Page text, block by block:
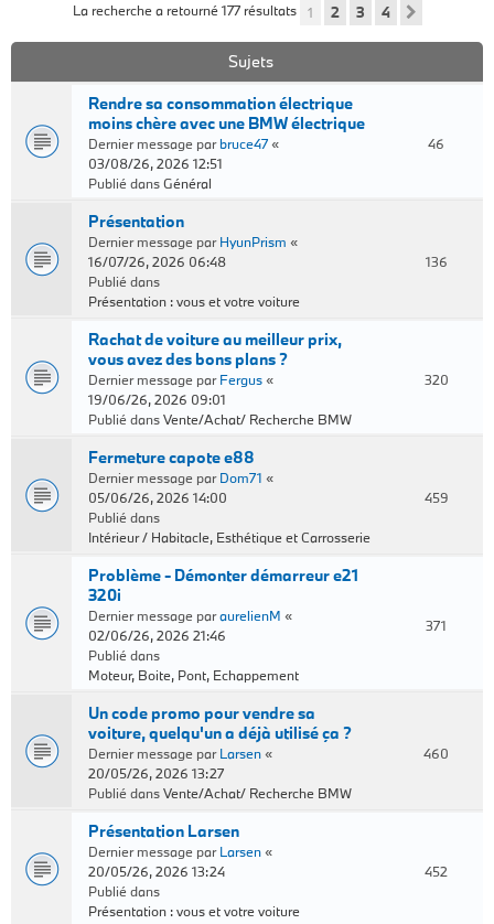
La recherche a retourné 177 résultats 1 2 3 4
Sujets
Rendre sa consommation électrique
moins chère avec une BMW électrique
Dernier message parbruce47«
03/08/26, 2026 12:51
Publié dansGénéral
46
Présentation
Dernier message parHyunPrism «
16/07/26, 2026 06:48
Publié dans
Présentation : vous et votre voiture
136
Rachat de voiture au meilleur prix,
vous avez des bons plans ?
Dernier message parFergus«
19/06/26, 2026 09:01
Publié dansVente/Achat/ Recherche BMW
320
Fermeture capote e88
Dernier message parDom71 «
05/06/26, 2026 14:00
Publié dans
Intérieur / Habitacle, Esthétique et Carrosserie
459
Problème - Démonter démarreur e21
320i
Dernier message paraurelienM «
02/06/26, 2026 21:46
Publié dans
Moteur, Boite, Pont, Echappement
371
Un code promo pour vendre sa
voiture, quelqu'un a déjà utilisé ça ?
Dernier message parLarsen«
20/05/26, 2026 13:27
Publié dansVente/Achat/ Recherche BMW
460
Présentation Larsen
Dernier message parLarsen«
20/05/26, 2026 13:24
Publié dans
Présentation : vous et votre voiture
452